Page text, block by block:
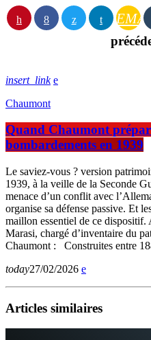
insert_link
Chaumont
Quand Chaumont
bombardements en 1939
Le saviez-vous ? version
1939, à la veille de la Seconde
menace d’un conflit avec
organise sa défense passive. Et
maillon essentiel de ce dispositif.
Marasi, chargé d’inventaire du
Chaumont : Construites entre
today27/02/2026
Articles similaires